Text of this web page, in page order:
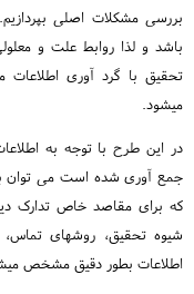
بررسی مشکلات اصلی
باشد و لذا روابط علت و
تحقیق با گرد آوری اطلاعات
میشود.
در این طرح با توجه به
جمع آوری شده است می توان
که برای مقاصد خاص تدارک
شیوه تحقیق، روشهای تماس،
اطلاعات بطور دقیق مشخص